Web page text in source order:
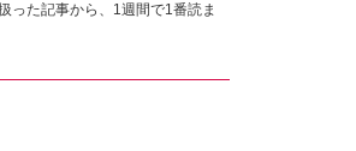
った記事から、1週間で1番読ま